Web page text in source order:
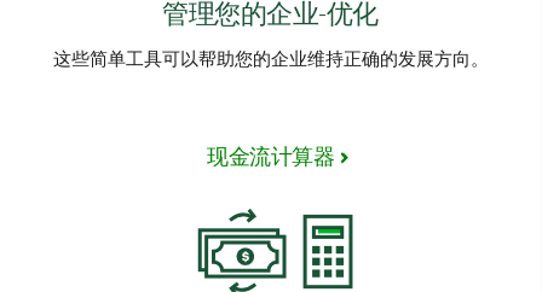
管理您的企业-优化
这些简单工具可以帮助您的企业维持正确的发展方向。
现金流计算器